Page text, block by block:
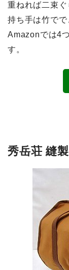
重ねれば二束ぐ
持ち手は竹でで
Amazonでは4
す。
秀岳荘 縫